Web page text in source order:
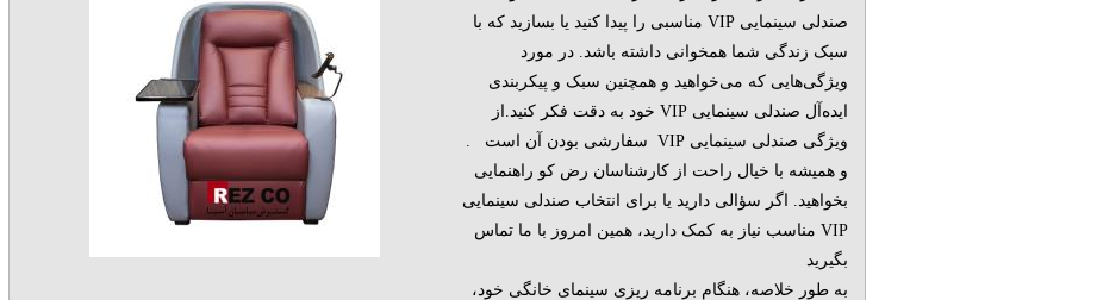
صندلی سینمایی VIP مناسبی را پیدا کنید یا بسازید که با
سبک زندگی شما همخوانی داشته باشد. در مورد
ویژگی‌هایی که می‌خواهید و همچنین سبک و پیکربندی
ایده‌آل صندلی سینمایی VIP خود به دقت فکر کنید.از
ویژگی صندلی سینمایی VIP سفارشی بودن آن است .
و همیشه با خیال راحت از کارشناسان رض کو راهنمایی
بخواهید. اگر سؤالی دارید یا برای انتخاب صندلی سینمایی
VIP مناسب نیاز به کمک دارید، همین امروز با ما تماس
بگیرید
به طور خلاصه، هنگام برنامه ریزی سینمای خانگی خود،